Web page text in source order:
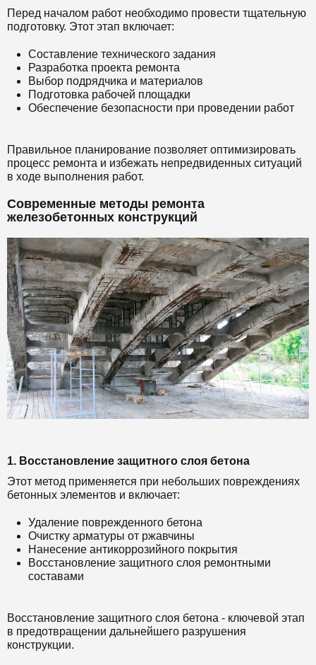
Перед началом работ необходимо провести тщательную
подготовку. Этот этап включает:
Составление технического задания
Разработка проекта ремонта
Выбор подрядчика и материалов
Подготовка рабочей площадки
Обеспечение безопасности при проведении работ
Правильное планирование позволяет оптимизировать
процесс ремонта и избежать непредвиденных ситуаций
в ходе выполнения работ.
Современные методы ремонта
железобетонных конструкций
1. Восстановление защитного слоя бетона
Этот метод применяется при небольших повреждениях
бетонных элементов и включает:
Удаление поврежденного бетона
Очистку арматуры от ржавчины
Нанесение антикоррозийного покрытия
Восстановление защитного слоя ремонтными
составами
Восстановление защитного слоя бетона - ключевой этап
в предотвращении дальнейшего разрушения
конструкции.